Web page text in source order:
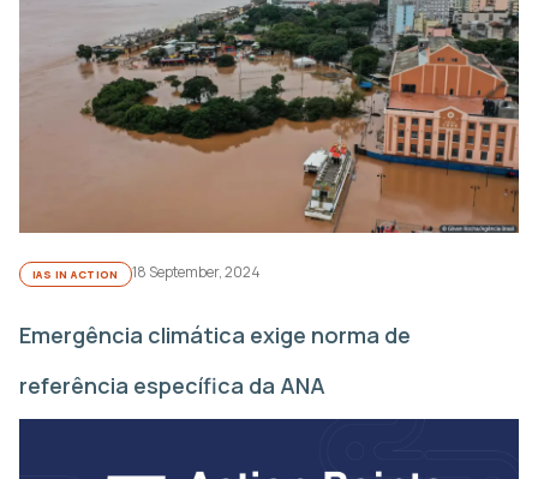
IAS IN ACTION 18 September, 2024
Emergência climática exige norma de
referência específica da ANA